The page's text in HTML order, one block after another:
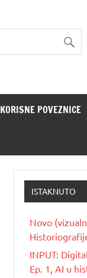
KORISNE POVEZNICE
ISTAKNUTO
Novo
INPUT:
Ep. 1, AI u